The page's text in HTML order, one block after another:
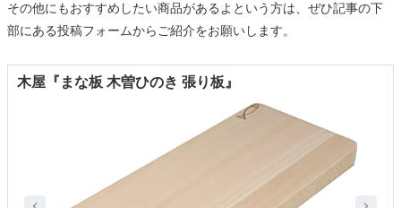
その他にもおすすめしたい商品があるよという方は、ぜひ記事の下
部にある投稿フォームからご紹介をお願いします。
木屋『まな板 木曽ひのき 張り板』